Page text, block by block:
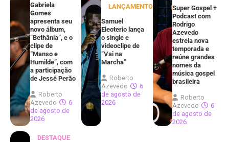
Gabriela
Gomes
apresenta seu
novo álbum,
“Bethânia”, e o
clipe de
“Manso e
Humilde”, com
a participação
de Jessé Perão
Roberto
Azevedo
6
de agosto de
2026
LANÇAMENTOS
Samuel
Eleoterio lança
o single e
videoclipe de
“Vai na
Marcha”
Roberto
Azevedo
6
de agosto de
2026
Super Gospel +
Podcast com
Rodrigo
Azevedo
estreia nova
temporada e
reúne grandes
nomes da
música gospel
brasileira
Roberto
Azevedo
6
de agosto de
2026
DESTAQUE